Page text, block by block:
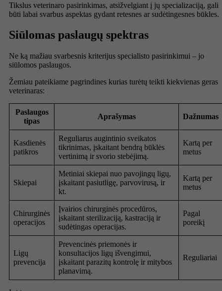
Tikslus veterinaro pasirinkimas, atsižvelgiant į jų specializaciją, gali
būti labai svarbus aspektas gydant retesnes ar sudėtingesnes būkles.
Siūlomas paslaugų spektras
Ne ką mažiau svarbesnis kriterijus specialisto pasirinkimui – jo
siūlomos paslaugos.
Žemiau pateikiame pagrindines kurias turėtų teikti kiekvienas geras
veterinaras:
Paslaugos
tipas
Aprašymas Dažnumas
Kasdienės
patikros
Reguliarus augintinio sveikatos
tikrinimas, įskaitant bendrą būklės
vertinimą ir svorio stebėjimą.
Kartą per
metus
Skiepai
Metiniai skiepai nuo pavojingų ligų,
įskaitant pasiutligę, parvovirusą, ir
kt.
Kartą per
metus
Chirurginės
operacijos
Įvairios chirurginės procedūros,
įskaitant sterilizaciją, kastraciją ir
sudėtingas operacijas.
Pagal
poreikį
Ligų
prevencija
Prevencinės priemonės ir
konsultacijos ligų išvengimui,
įskaitant parazitų kontrolę ir mitybos
planavimą.
Reguliariai